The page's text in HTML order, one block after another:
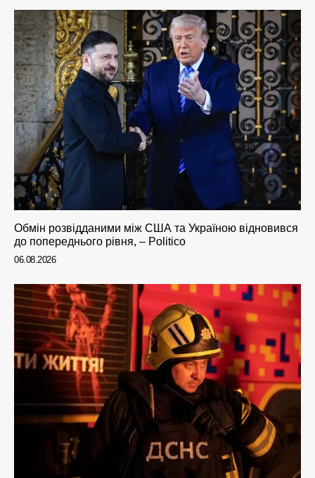
Обмін розвідданими між США та Україною відновився
до попереднього рівня, – Politico
06.08.2026